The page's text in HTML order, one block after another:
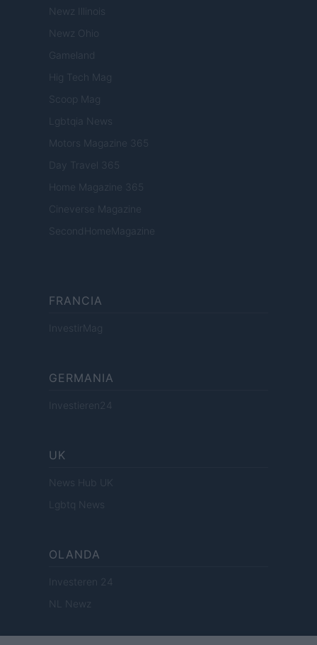
Newz Illinois
Newz Ohio
Gameland
Hig Tech Mag
Scoop Mag
Lgbtqia News
Motors Magazine 365
Day Travel 365
Home Magazine 365
Cineverse Magazine
SecondHomeMagazine
FRANCIA
InvestirMag
GERMANIA
Investieren24
UK
News Hub UK
Lgbtq News
OLANDA
Investeren 24
NL Newz